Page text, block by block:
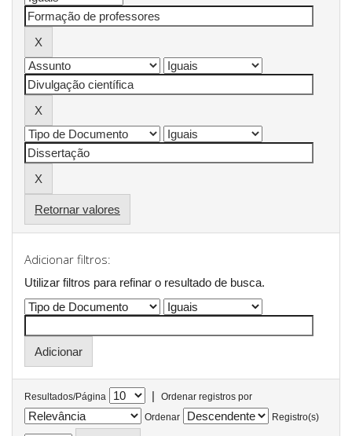
Retornar valores
Adicionar filtros:
Utilizar filtros para refinar o resultado de busca.
Resultados/Página |
Ordenar registros por
Ordenar
Registro(s)